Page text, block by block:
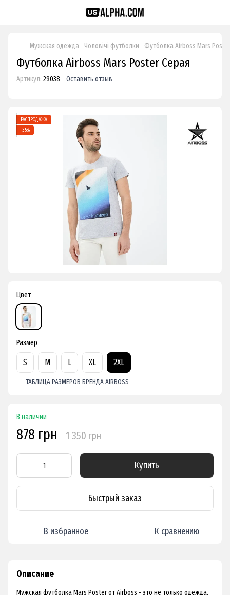
Мужская одежда Чоловічі футболки Футболка Airboss Mars
Футболка Airboss Mars Poster Серая
Артикул: 29038 Оставить отзыв
РАСПРОДАЖА
−35%
Цвет
Размер
S M L XL 2XL
ТАБЛИЦА РАЗМЕРОВ БРЕНДА AIRBOSS
В наличии
878 грн 1 350 грн
Купить
Быстрый заказ
В избранное К сравнению
Описание
Мужская футболка Mars Poster от Airboss - это не только одежда,